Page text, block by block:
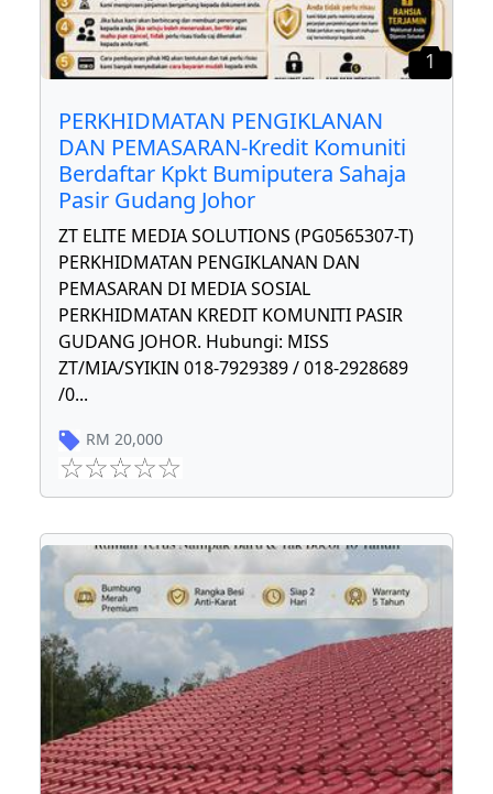
1
PERKHIDMATAN PENGIKLANAN
DAN PEMASARAN-Kredit Komuniti
Berdaftar Kpkt Bumiputera Sahaja
Pasir Gudang Johor
ZT ELITE MEDIA SOLUTIONS (PG0565307-T)
PERKHIDMATAN PENGIKLANAN DAN
PEMASARAN DI MEDIA SOSIAL
PERKHIDMATAN KREDIT KOMUNITI PASIR
GUDANG JOHOR. Hubungi: MISS
ZT/MIA/SYIKIN 018-7929389 / 018-2928689
/0...
RM 20,000